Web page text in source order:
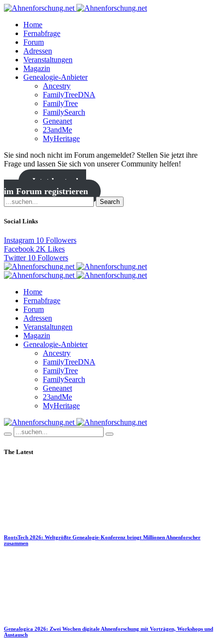
Home
Fernabfrage
Forum
Adressen
Veranstaltungen
Magazin
Genealogie-Anbieter
Ancestry
FamilyTreeDNA
FamilyTree
FamilySearch
Geneanet
23andMe
MyHeritage
Sie sind noch nicht im Forum angemeldet? Stellen Sie jetzt ihre
Frage und lassen Sie sich von unserer Community helfen!
Jetzt kostenlos
im Forum registrieren
Search
Social Links
Instagram 10 Followers
Facebook 2K Likes
Twitter 10 Followers
Home
Fernabfrage
Forum
Adressen
Veranstaltungen
Magazin
Genealogie-Anbieter
Ancestry
FamilyTreeDNA
FamilyTree
FamilySearch
Geneanet
23andMe
MyHeritage
The Latest
RootsTech 2026: Weltgrößte Genealogie-Konferenz bringt Millionen Ahnenforscher
zusammen
Genealogica 2026: Zwei Wochen digitale Ahnenforschung mit Vorträgen, Workshops und
Austausch